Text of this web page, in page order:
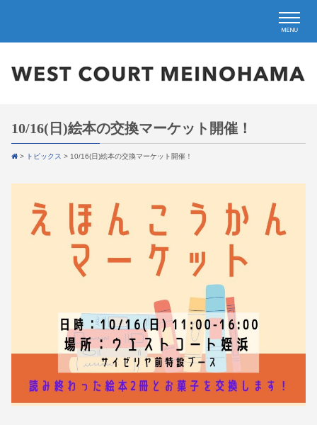
10/16(日)絵本の交換マーケット開催！
> トピックス > 10/16(日)絵本の交換マーケット開催！